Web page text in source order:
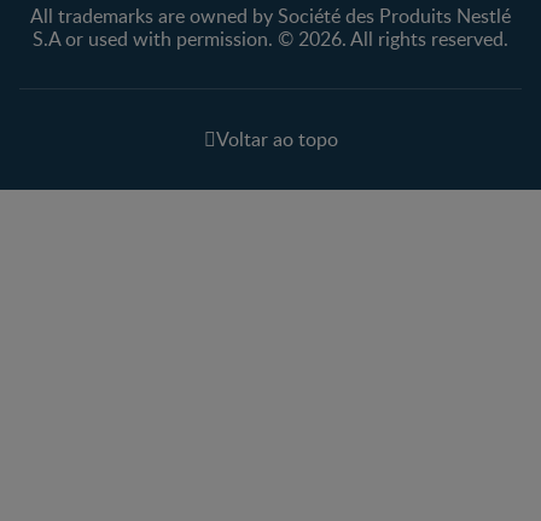
All trademarks are owned by Société des Produits Nestlé
S.A or used with permission. © 2026. All rights reserved.
Voltar ao topo